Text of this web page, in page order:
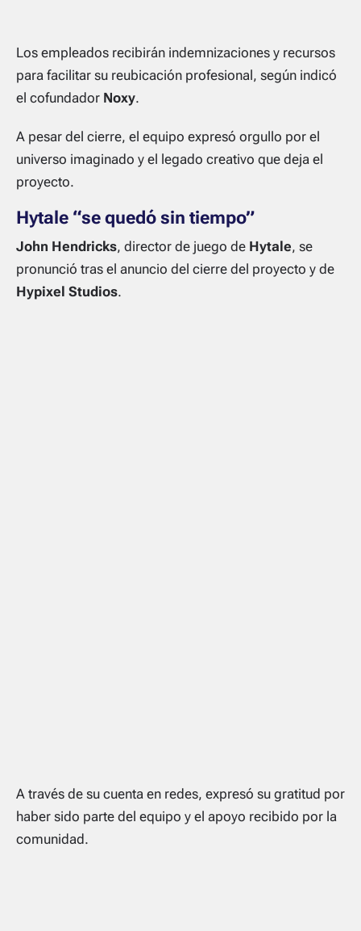
Los empleados recibirán indemnizaciones y recursos
para facilitar su reubicación profesional, según indicó
el cofundador Noxy.
A pesar del cierre, el equipo expresó orgullo por el
universo imaginado y el legado creativo que deja el
proyecto.
Hytale “se quedó sin tiempo”
John Hendricks, director de juego de Hytale, se
pronunció tras el anuncio del cierre del proyecto y de
Hypixel Studios.
A través de su cuenta en redes, expresó su gratitud por
haber sido parte del equipo y el apoyo recibido por la
comunidad.